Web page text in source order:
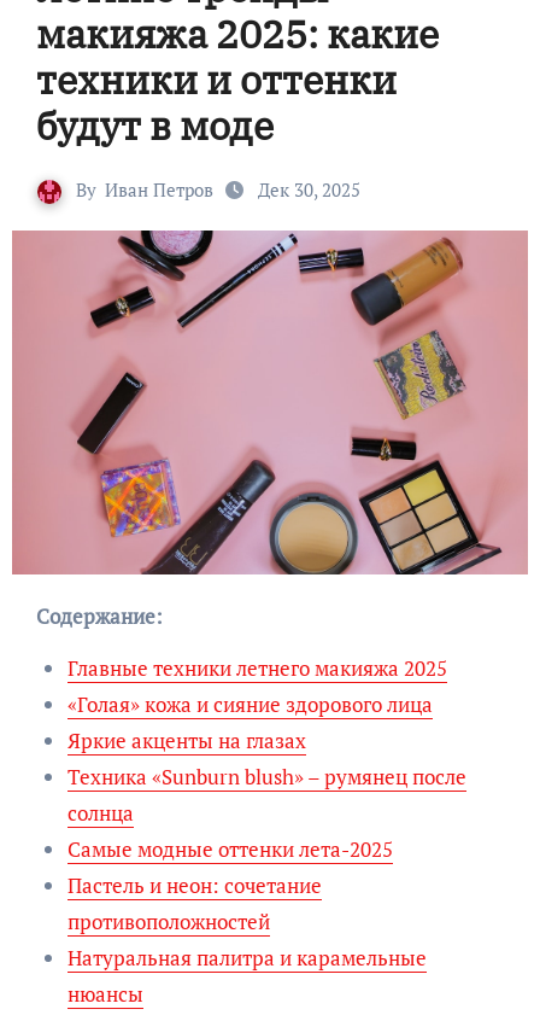
макияжа 2025: какие
техники и оттенки
будут в моде
By Иван Петров Дек 30, 2025
Содержание:
Главные техники летнего макияжа 2025
«Голая» кожа и сияние здорового лица
Яркие акценты на глазах
Техника «Sunburn blush» – румянец после
солнца
Самые модные оттенки лета-2025
Пастель и неон: сочетание
противоположностей
Натуральная палитра и карамельные
нюансы